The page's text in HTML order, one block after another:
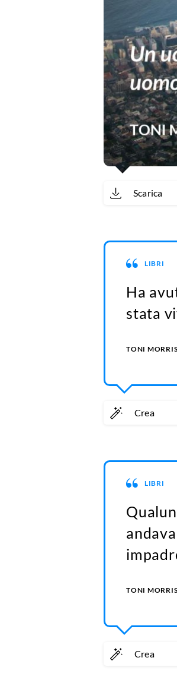
Scarica
LIBRI
Ha
stata
TONI
Crea
LIBRI
TONI
Crea